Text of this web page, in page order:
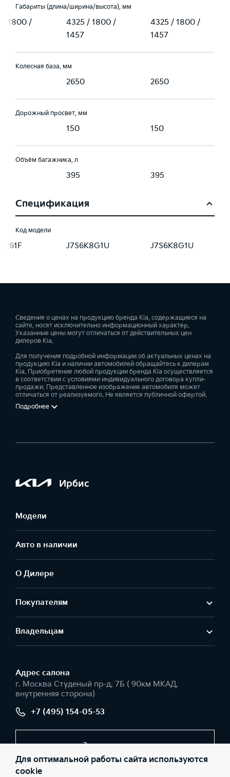
Габариты (длина/ширина/высота), мм
/ 1800 /
4325 / 1800 /
1457
4325 / 1800 /
1457
Колесная база, мм
2650 2650
Дорожный просвет, мм
150 150
Объём багажника, л
395 395
Спецификация
Код модели
J7S6K8G1U J7S6K8G1U
Сведения о ценах на продукцию бренда Kia, содержащиеся на
сайте, носят исключительно информационный характер.
Указанные цены могут отличаться от действительных цен
дилеров Kia.
Для получения подробной информации об актуальных ценах на
продукцию Kia и наличии автомобилей обращайтесь к дилерам
Kia. Приобретение любой продукции бренда Kia осуществляется
в соответствии с условиями индивидуального договора купли-
продажи. Представленное изображение автомобиля может
отличаться от реализуемого. Не является публичной офертой.
Подробнее
Ирбис
Модели
Авто в наличии
О Дилере
Покупателям
Владельцам
Адрес салонa
г. Москва Студеный пр-д, 7Б ( 90км МКАД,
внутренняя сторона)
+7 (495) 154-05-53
Заказать звонок
Для оптимальной работы сайта используются
cookie